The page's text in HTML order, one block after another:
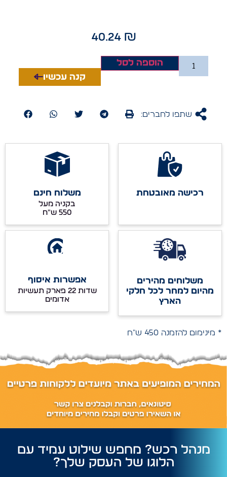
40.24₪
הוספה לסל
קנה עכשיו
שתפו לחברים:
רכישה מאובטחת משלוח חינם
בקניה מעל
משלוחים מהירים
מהיום למחר לכל חלקי
הארץ
אפשרות איסוף
שדות 22 פארק תעשיות
אדומים
* מינימום להזמנה 450 ש"ח
מנהל רכש? מחפש שילוט עמיד עם
הלוגו של העסק שלך?